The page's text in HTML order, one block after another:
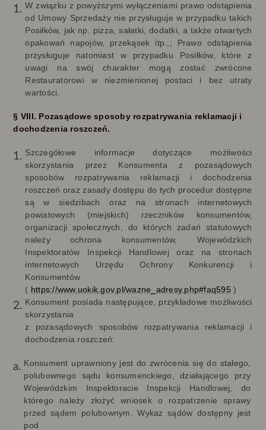
W związku z powyższymi wyłączeniami prawo odstąpienia
od Umowy Sprzedaży nie przysługuje w przypadku takich
Posiłków, jak np. pizza, sałatki, dodatki, a także otwartych
opakowań napojów, przekąsek itp.,; Prawo odstąpienia
przysługuje natomiast w przypadku Posiłków, które z
uwagi na swój charakter mogą zostać zwrócone
Restauratorowi w niezmienionej postaci i bez utraty
wartości.
§ VIII. Pozasądowe sposoby rozpatrywania reklamacji i
dochodzenia roszczeń.
Szczegółowe informacje dotyczące możliwości
skorzystania przez Konsumenta z pozasądowych
sposobów rozpatrywania reklamacji i dochodzenia
roszczeń oraz zasady dostępu do tych procedur dostępne
są w siedzibach oraz na stronach internetowych
powiatowych (miejskich) rzeczników konsumentów,
organizacji społecznych, do których zadań statutowych
należy ochrona konsumentów, Wojewódzkich
Inspektoratów Inspekcji Handlowej oraz na stronach
internetowych Urzędu Ochrony Konkurencji i
Konsumentów
( https://www.uokik.gov.pl/wazne_adresy.php#faq595 )
Konsument posiada następujące, przykładowe możliwości
skorzystania
z pozasądowych sposobów rozpatrywania reklamacji i
dochodzenia roszczeń:
Konsument uprawniony jest do zwrócenia się do stałego,
polubownego sądu konsumenckiego, działającego przy
Wojewódzkim Inspektoracie Inspekcji Handlowej, do
którego należy złożyć wniosek o rozpatrzenie sprawy
przed sądem polubownym. Wykaz sądów dostępny jest
pod